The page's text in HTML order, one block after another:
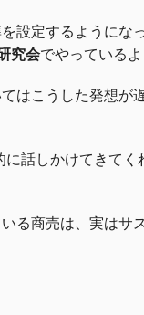
設定するようにな
究会でやっている
はこうした発想が
話しかけてきて
る商売は、実はサ